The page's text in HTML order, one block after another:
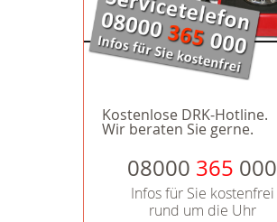
Kostenlose DRK-Hotline.
Wir beraten Sie gerne.
08000 365 000
Infos für Sie kostenfrei
rund um die Uhr